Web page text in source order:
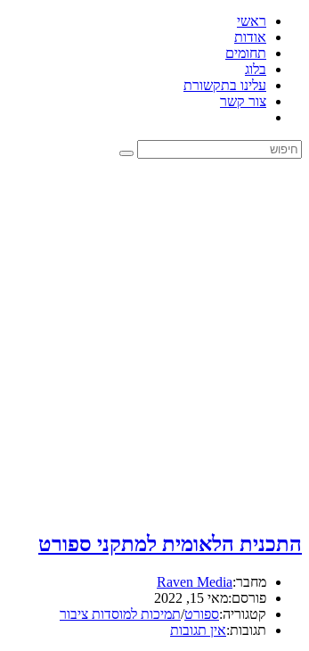
ראשי
אודות
תחומים
בלוג
עלינו בתקשורת
צור קשר
התכנית הלאומית למתקני ספורט
מחבר:Raven Media
פורסם:מאי 15, 2022
קטגוריה:ספורט/תמיכות למוסדות ציבור
תגובות:אין תגובות